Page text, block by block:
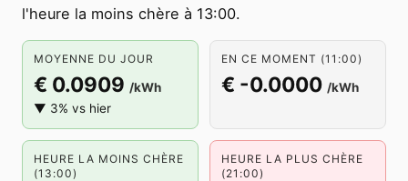
l'heure la moins chère à 13:00.
MOYENNE DU JOUR
€ 0.0909 /kWh
▼ 3% vs hier
EN CE MOMENT (11:00)
€ -0.0000 /kWh
HEURE LA MOINS CHÈRE
(13:00)
HEURE LA PLUS CHÈRE
(21:00)